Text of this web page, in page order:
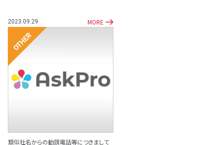
2023.09.29 MORE
その他
類似社名からの勧誘電話等につきまして